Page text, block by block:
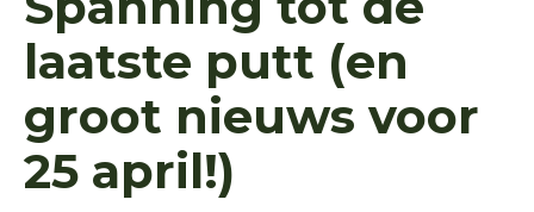
laatste putt (en
groot nieuws voor
25 april!)